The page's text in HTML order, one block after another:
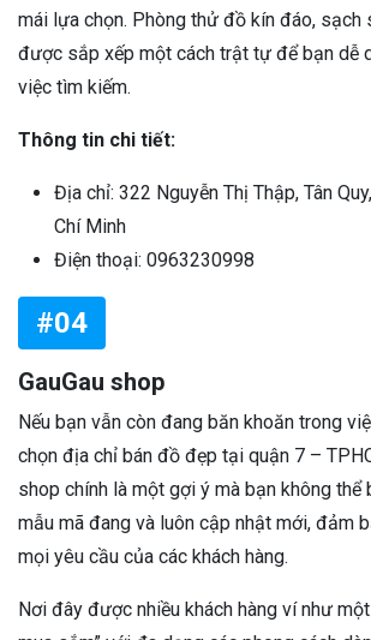
mái lựa chọn. Phòng thử đồ kín đáo, sạch
được sắp xếp một cách trật tự để bạn dễ
việc tìm kiếm.
Thông tin chi tiết:
Địa chỉ: 322 Nguyễn Thị Thập, Tân
Chí Minh
Điện thoại: 0963230998
#04
GauGau shop
Nếu bạn vẫn còn đang băn khoăn trong
chọn địa chỉ bán đồ đẹp tại quận 7 –
shop chính là một gợi ý mà bạn không thể
mẫu mã đang và luôn cập nhật mới, đảm
mọi yêu cầu của các khách hàng.
Nơi đây được nhiều khách hàng ví như